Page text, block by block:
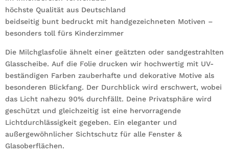
höchste Qualität aus Deutschland
beidseitig bunt bedruckt mit handgezeichneten Motiven –
besonders toll fürs Kinderzimmer
Die Milchglasfolie ähnelt einer geätzten oder sandgestrahlten
Glasscheibe. Auf die Folie drucken wir hochwertig mit UV-
beständigen Farben zauberhafte und dekorative Motive als
besonderen Blickfang. Der Durchblick wird erschwert, wobei
das Licht nahezu 90% durchfällt. Deine Privatsphäre wird
geschützt und gleichzeitig ist eine hervorragende
Lichtdurchlässigkeit gegeben. Ein eleganter und
außergewöhnlicher Sichtschutz für alle Fenster &
Glasoberflächen.